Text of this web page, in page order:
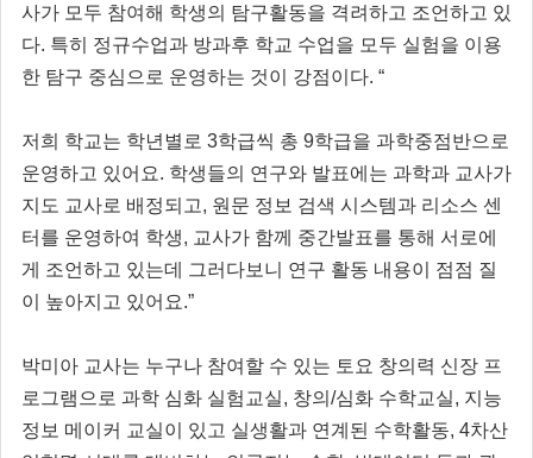
사가 모두 참여해 학생의 탐구활동을 격려하고 조언하고 있
다. 특히 정규수업과 방과후 학교 수업을 모두 실험을 이용
한 탐구 중심으로 운영하는 것이 강점이다. “
저희 학교는 학년별로 3학급씩 총 9학급을 과학중점반으로
운영하고 있어요. 학생들의 연구와 발표에는 과학과 교사가
지도 교사로 배정되고, 원문 정보 검색 시스템과 리소스 센
터를 운영하여 학생, 교사가 함께 중간발표를 통해 서로에
게 조언하고 있는데 그러다보니 연구 활동 내용이 점점 질
이 높아지고 있어요.”
박미아 교사는 누구나 참여할 수 있는 토요 창의력 신장 프
로그램으로 과학 심화 실험교실, 창의/심화 수학교실, 지능
정보 메이커 교실이 있고 실생활과 연계된 수학활동, 4차산